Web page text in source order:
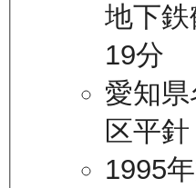
地下
19分
愛知
区平針
1995